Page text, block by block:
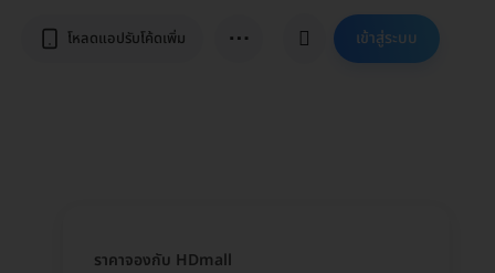
โหลดแอปรับโค้ดเพิ่ม ⋯ เข้าสู่ระบบ
ราคาจองกับ HDmall